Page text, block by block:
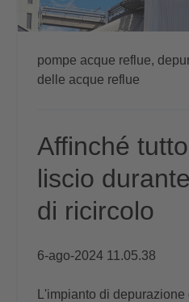
pompe acque reflue,
delle acque reflue
Affinché
liscio
di ricircolo
6-ago-2024 11.05.38
L'impianto di